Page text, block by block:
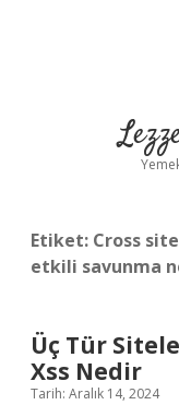
Etiket: Cross
etkili savunma
Üç Tür
Xss Nedir
Tarih: Aralık 14, 2024